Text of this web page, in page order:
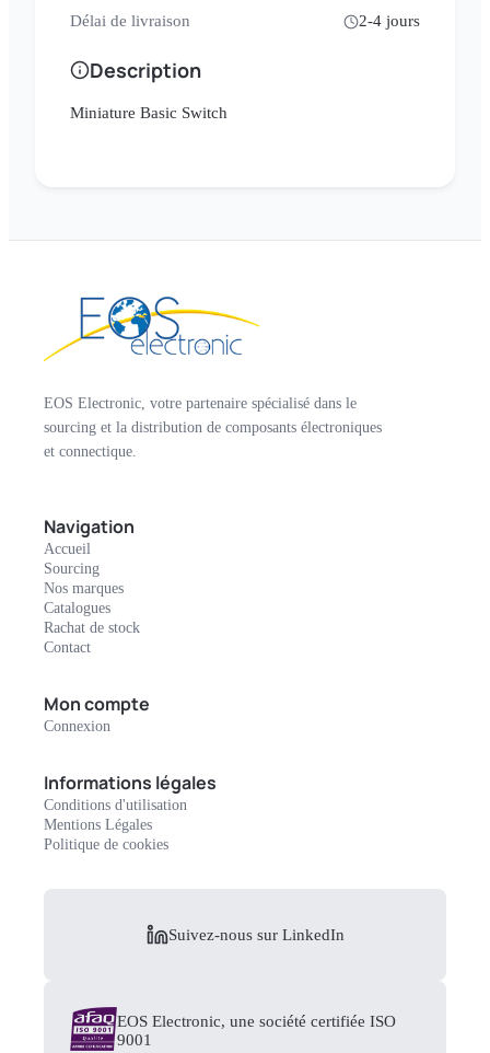
Délai de livraison 2-4 jours
Description
Miniature Basic Switch
EOS Electronic, votre partenaire spécialisé dans le
sourcing et la distribution de composants électroniques
et connectique.
Navigation
Accueil
Sourcing
Nos marques
Catalogues
Rachat de stock
Contact
Mon compte
Connexion
Informations légales
Conditions d'utilisation
Mentions Légales
Politique de cookies
Suivez-nous sur LinkedIn
EOS Electronic, une société certifiée ISO
9001